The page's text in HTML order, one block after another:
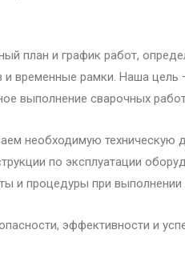
план и график работ,
и временные рамки. Наша цель
выполнение сварочных
необходимую техническую
по эксплуатации
и процедуры при выполнении
эффективности и